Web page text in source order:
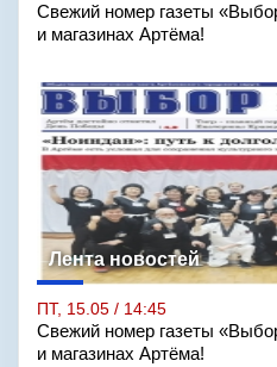
Свежий номер газеты
и магазинах Артёма!
Лента новостей
ПТ, 15.05 / 14:45
Свежий номер газеты
и магазинах Артёма!